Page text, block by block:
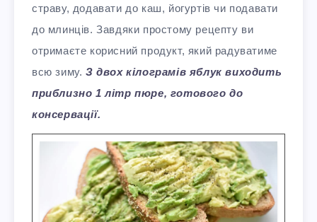
страву, додавати до каш, йогуртів чи подавати
до млинців. Завдяки простому рецепту ви
отримаєте корисний продукт, який радуватиме
всю зиму. З двох кілограмів яблук виходить
приблизно 1 літр пюре, готового до
консервації.